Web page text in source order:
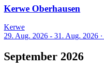
Kerwe Oberhausen
Kerwe
29. Aug. 2026 - 31. Aug. 2026 ·
September 2026